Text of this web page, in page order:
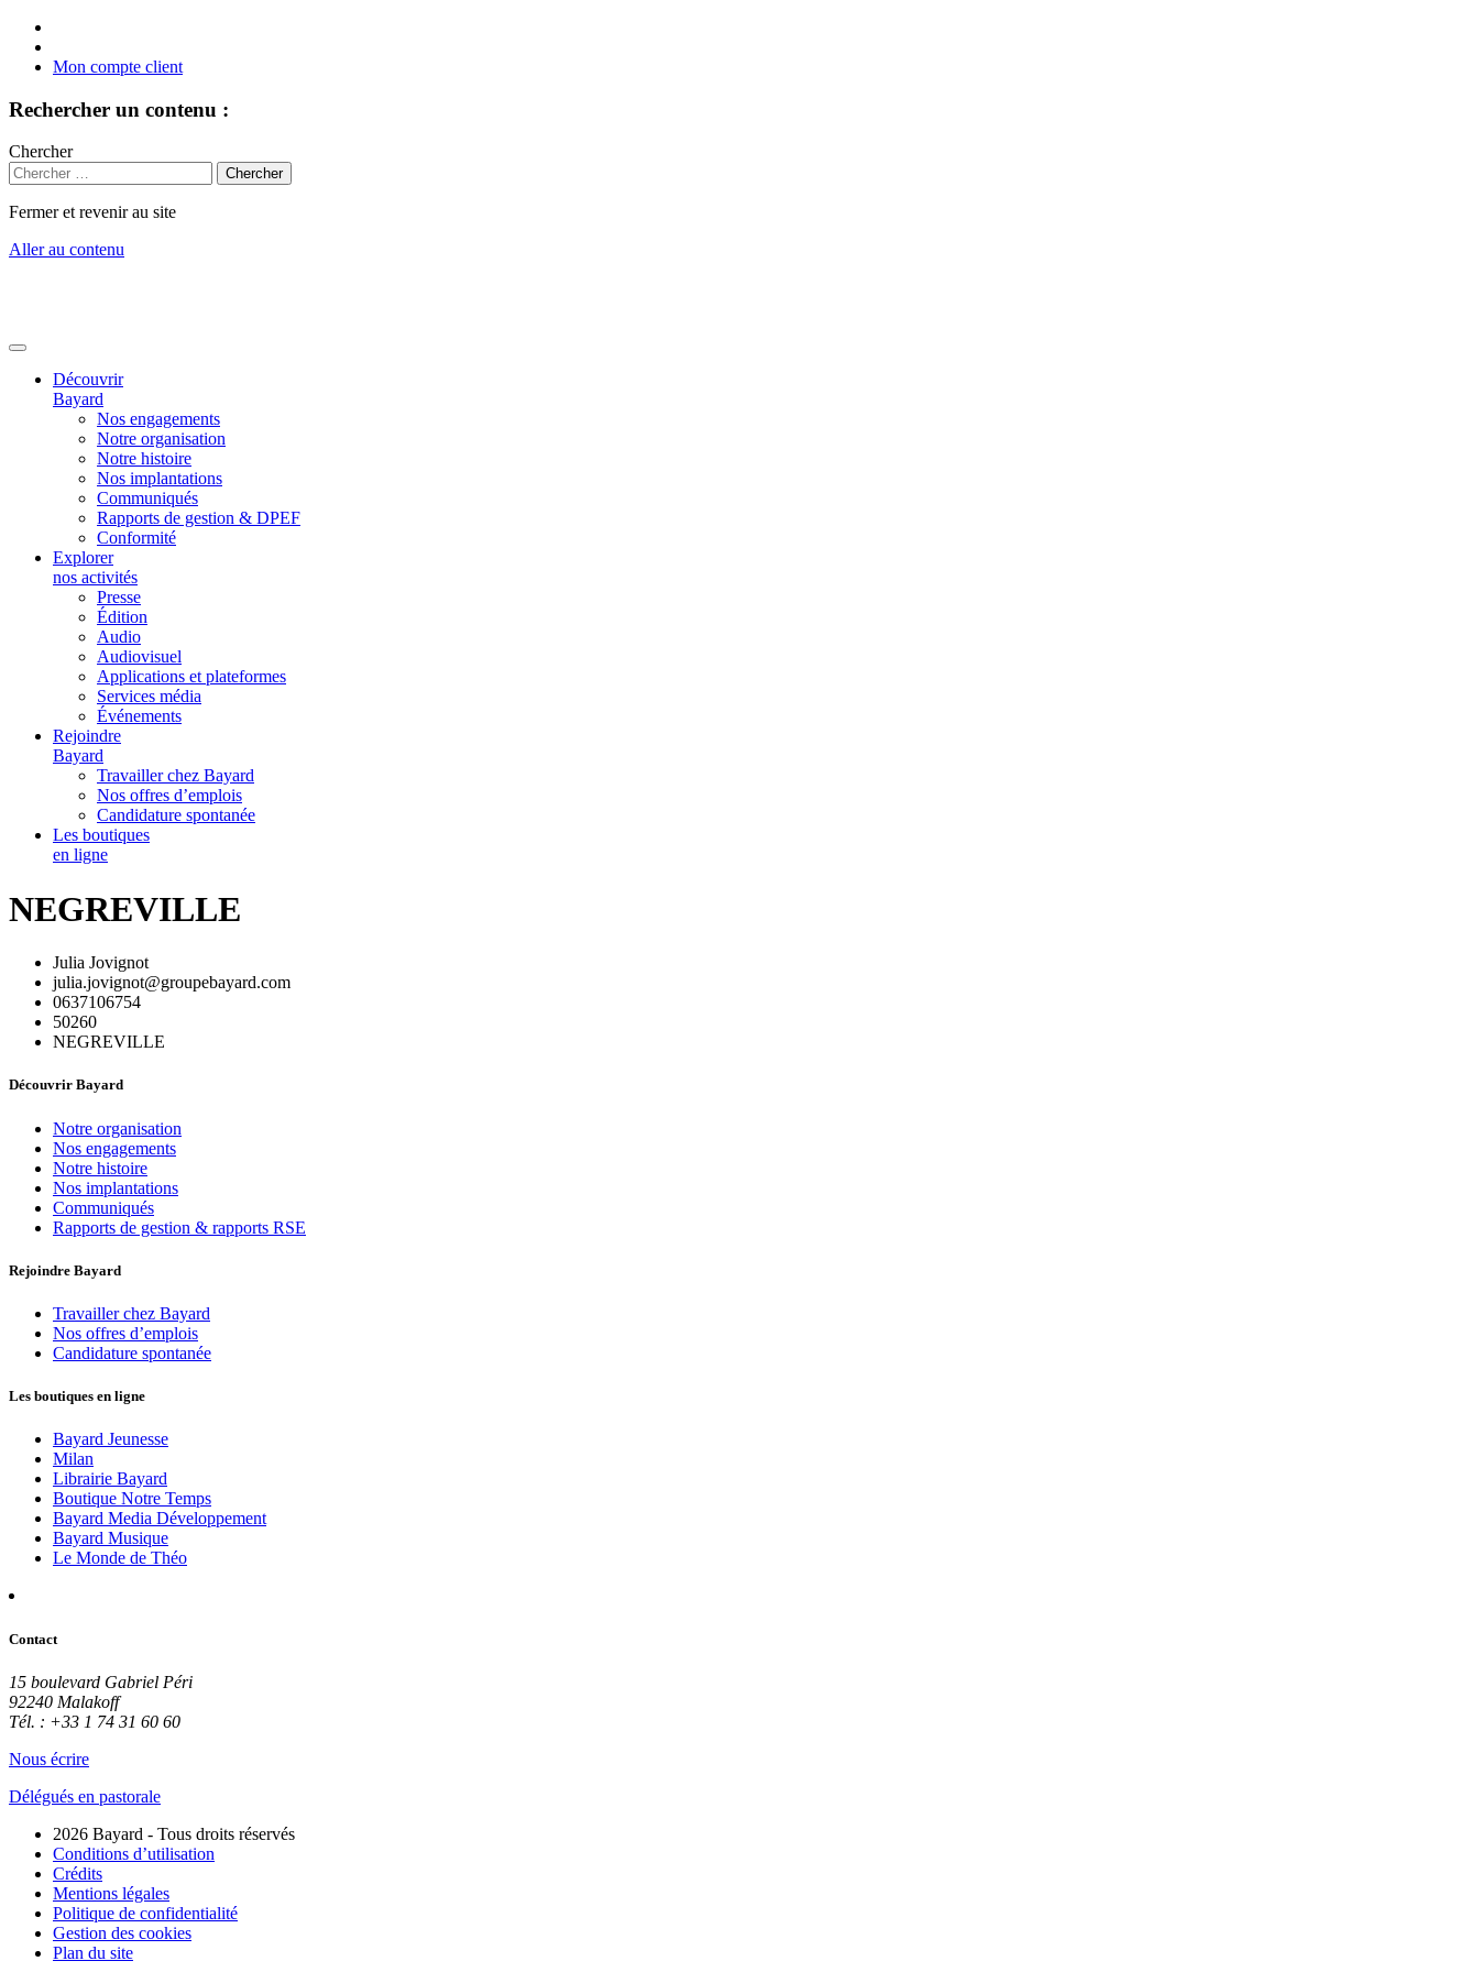
Mon compte client
Rechercher un contenu :
Chercher
Fermer et revenir au site
Aller au contenu
Découvrir
Bayard
Nos engagements
Notre organisation
Notre histoire
Nos implantations
Communiqués
Rapports de gestion & DPEF
Conformité
Explorer
nos activités
Presse
Édition
Audio
Audiovisuel
Applications et plateformes
Services média
Événements
Rejoindre
Bayard
Travailler chez Bayard
Nos offres d’emplois
Candidature spontanée
Les boutiques
en ligne
NEGREVILLE
Julia Jovignot
julia.jovignot@groupebayard.com
0637106754
50260
NEGREVILLE
Découvrir Bayard
Notre organisation
Nos engagements
Notre histoire
Nos implantations
Communiqués
Rapports de gestion & rapports RSE
Rejoindre Bayard
Travailler chez Bayard
Nos offres d’emplois
Candidature spontanée
Les boutiques en ligne
Bayard Jeunesse
Milan
Librairie Bayard
Boutique Notre Temps
Bayard Media Développement
Bayard Musique
Le Monde de Théo
Contact
15 boulevard Gabriel Péri
92240 Malakoff
Tél. : +33 1 74 31 60 60
Nous écrire
Délégués en pastorale
2026 Bayard - Tous droits réservés
Conditions d’utilisation
Crédits
Mentions légales
Politique de confidentialité
Gestion des cookies
Plan du site